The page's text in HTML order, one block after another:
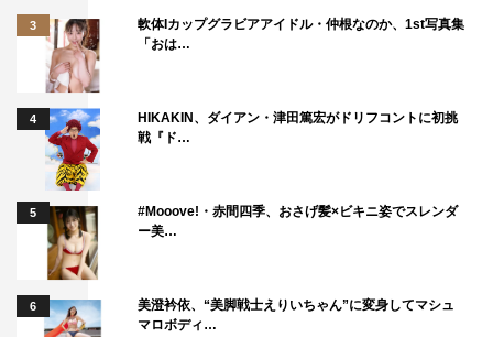
3
軟体Iカップグラビアアイドル・仲根なのか、1st写真集
「おは…
4
HIKAKIN、ダイアン・津田篤宏がドリフコントに初挑
戦『ド…
5
#Mooove!・赤間四季、おさげ髪×ビキニ姿でスレンダ
ー美…
6
美澄衿依、“美脚戦士えりいちゃん”に変身してマシュ
マロボディ…